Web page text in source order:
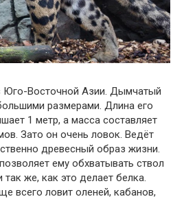
Юго-Восточной Азии. Дымчатый
размерами. Длина его
1 метр, а масса составляет
Зато он очень ловок. Ведёт
древесный образ жизни.
ему обхватывать ствол
так же, как это делает белка.
всего ловит оленей, кабанов,